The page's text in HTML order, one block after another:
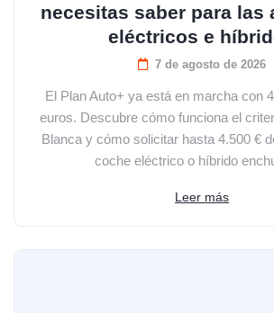
necesitas saber para las
eléctricos e
7 de agosto de 2026
El Plan Auto+ ya está en marcha con
euros. Descubre cómo funciona el
Blanca y cómo solicitar hasta 4.500 €
coche eléctrico o híbrido
Leer más